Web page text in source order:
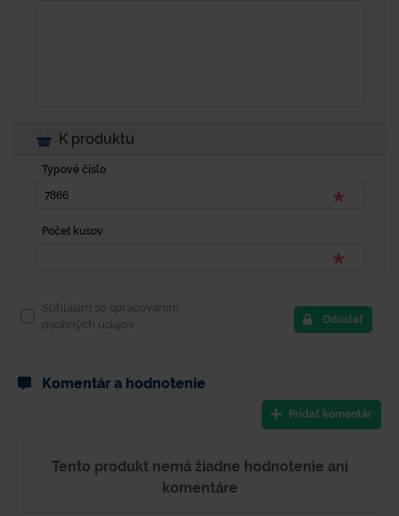
K produktu
Typové číslo
Počet kusov
Súhlasím so spracovaním
osobných údajov.
Odoslať
Komentár a hodnotenie
Pridať komentár
Tento produkt nemá žiadne hodnotenie ani
komentáre